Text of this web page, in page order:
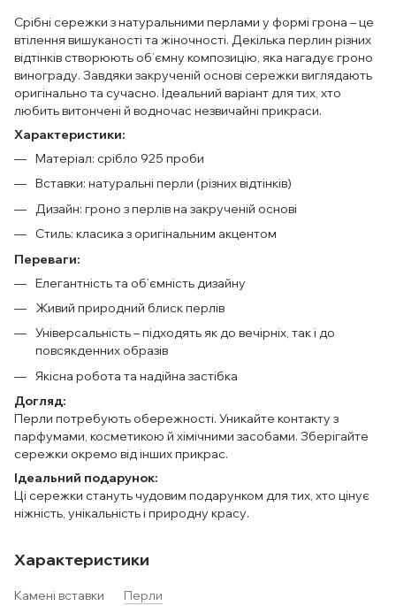
Срібні сережки з натуральними перлами у формі грона – це
втілення вишуканості та жіночності. Декілька перлин різних
відтінків створюють об’ємну композицію, яка нагадує гроно
винограду. Завдяки закрученій основі сережки виглядають
оригінально та сучасно. Ідеальний варіант для тих, хто
любить витончені й водночас незвичайні прикраси.
Характеристики:
Матеріал: срібло 925 проби
Вставки: натуральні перли (різних відтінків)
Дизайн: гроно з перлів на закрученій основі
Стиль: класика з оригінальним акцентом
Переваги:
Елегантність та об’ємність дизайну
Живий природний блиск перлів
Універсальність – підходять як до вечірніх, так і до
повсякденних образів
Якісна робота та надійна застібка
Догляд:
Перли потребують обережності. Уникайте контакту з
парфумами, косметикою й хімічними засобами. Зберігайте
сережки окремо від інших прикрас.
Ідеальний подарунок:
Ці сережки стануть чудовим подарунком для тих, хто цінує
ніжність, унікальність і природну красу.
Характеристики
Камені вставки
Перли